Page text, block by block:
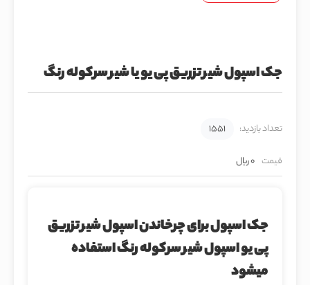
جک اسپول شیر تزریق پی یو یا شیر سرکوله رنگ
تعداد بازدید: 1551
قیمت 0 ریال
جک اسپول برای چرخاندن اسپول شیر تزریق
پی یو اسپول شیر سرکوله رنگ استفاده
میشود